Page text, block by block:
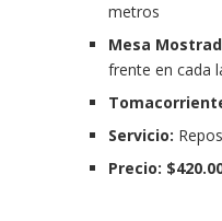
metros
Mesa
frente en cada
Servicio:
Precio: